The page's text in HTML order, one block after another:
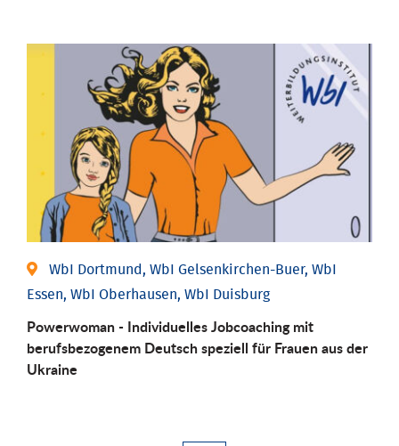
WbI Dortmund, WbI Gelsenkirchen-Buer, WbI
Essen, WbI Oberhausen, WbI Duisburg
Powerwoman - Individuelles Jobcoaching mit
berufsbezogenem Deutsch speziell für Frauen aus der
Ukraine